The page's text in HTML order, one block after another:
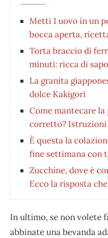
Metti 1 uovo in un
bocca aperta,
Torta braccio di
minuti: ricca di
La granita
dolce Kakigori
Come mantecare
corretto? Istruzioni
È questa la
fine settimana con
Zucchine, dove è
Ecco la risposta
In ultimo, se non volete
abbinate una bevanda